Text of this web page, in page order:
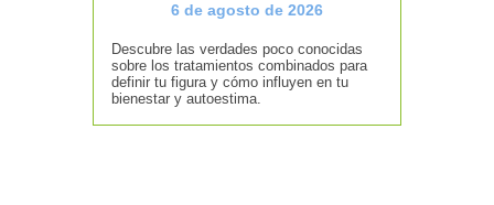
6 de agosto de 2026
Descubre las verdades poco conocidas
sobre los tratamientos combinados para
definir tu figura y cómo influyen en tu
bienestar y autoestima.